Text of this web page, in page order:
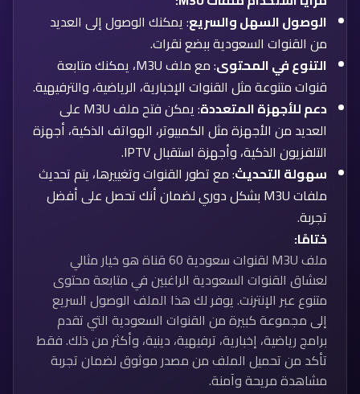
الوصول السهل والسريع: يمكنك الوصول إلى العديد
من القنوات السعودية ببضع نقرات.
التنوع في المحتوى
: مع ملف M3U، يمكنك متابعة
قنوات متنوعة مثل القنوات الإخبارية، الرياضية، والترفيهية.
دعم للأجهزة المتعددة
: يمكن فتح ملف M3U على
العديد من الأجهزة مثل الكمبيوتر، الهواتف الذكية، أجهزة
التلفزيون الذكية، وأجهزة استقبال IPTV.
سهولة التحديث: مع تطور القنوات وتغييرها، يتم تحديث
ملفات M3U بشكل دوري لضمان أنك تحصل على أفضل
تجربة.
ختامًا:
ملف M3U لقنوات سعودية 60 قناة هو خيار مثالي
لعشاق القنوات السعودية الراغبين في متابعة محتوى
متنوع عبر الإنترنت. يوفر لك هذا الملف الوصول السريع
إلى مجموعة كبيرة من القنوات السعودية التي تقدم
برامج رياضية، إخبارية، ترفيهية، دينية، وأكثر من ذلك. فقط
تأكد من تحميل الملف من مصدر موثوق لضمان تجربة
مشاهدة مريحة وآمنة.